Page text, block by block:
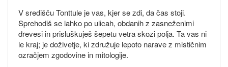
V središču Tonttule je vas, kjer se zdi, da čas stoji.
Sprehodiš se lahko po ulicah, obdanih z zasneženimi
drevesi in prisluškuješ šepetu vetra skozi polja. Ta vas ni
le kraj; je doživetje, ki združuje lepoto narave z mističnim
ozračjem zgodovine in mitologije.